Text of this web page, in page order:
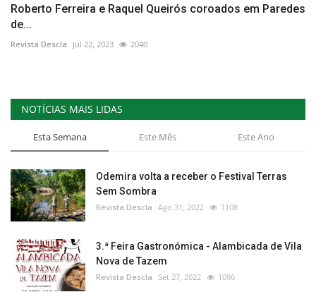
Roberto Ferreira e Raquel Queirós coroados em Paredes
de...
Revista Descla Jul 22, 2023 2040
NOTÍCIAS MAIS LIDAS
Esta Semana Este Mês Este Ano
Odemira volta a receber o Festival Terras
Sem Sombra
Revista Descla Ago 31, 2022 1108
3.ª Feira Gastronómica - Alambicada de Vila
Nova de Tazem
Revista Descla Set 27, 2022 1096